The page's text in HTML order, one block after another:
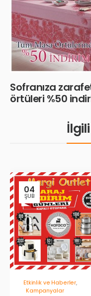
Sofranıza
örtüleri %50
04
ŞUB
Etkinlik ve Haberler,
Kampanyalar